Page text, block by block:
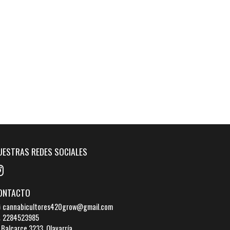
REDES SOCIALES
cannabicultores420grow@gmail.com
2284523985